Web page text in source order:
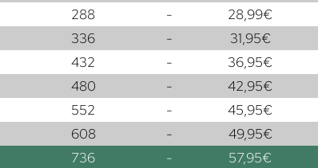
288 - 28,99€
336 - 31,95€
432 - 36,95€
480 - 42,95€
552 - 45,95€
608 - 49,95€
736 - 57,95€